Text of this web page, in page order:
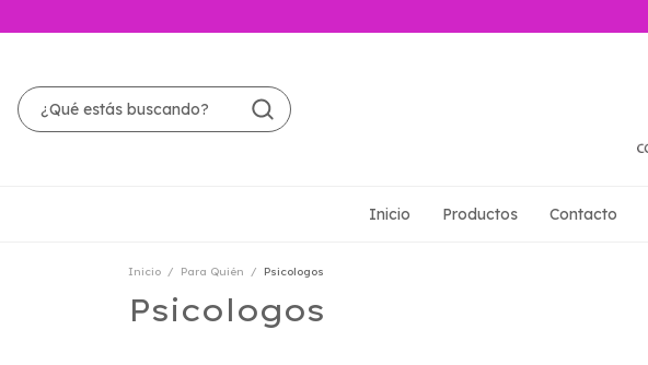
Inicio Productos Contacto
Inicio / Para Quién / Psicologos
Psicologos